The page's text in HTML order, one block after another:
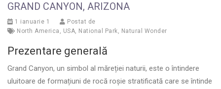
GRAND CANYON, ARIZONA
1 ianuarie 1
Postat de
North America , USA, National Park, Natural Wonder
Prezentare generală
Grand Canyon, un simbol al măreției naturii, este o întindere
uluitoare de formațiuni de rocă roșie stratificată care se întinde